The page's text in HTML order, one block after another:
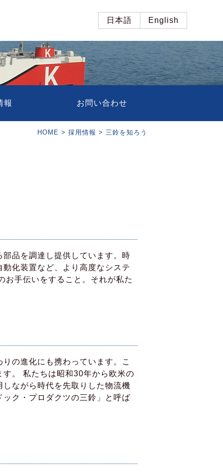
日本語 English
報 お問い合わせ
HOME > 採用情報 > 三鈴を知ろう
品を調達し提供しています。時
化装置など、より高度なシステ
お手伝いをすること。それが私た
の進化にも携わっています。こ
。 私たちは昭和30年から欧米の
ながら時代を先取りした物流機
ク・プロダクツの三鈴」と呼ば